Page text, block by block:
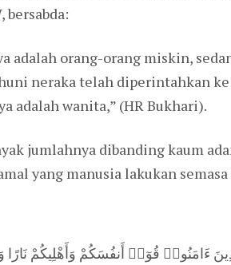
bersabda:
adalah orang-orang miskin,
neraka telah diperintahkan ke
adalah wanita,” (HR Bukhari).
jumlahnya dibanding kaum
yang manusia lakukan
ءَامَنُوا۟ قُوٓا۟ أَنفُسَكُمْ وَأَهْلِيكُمْ